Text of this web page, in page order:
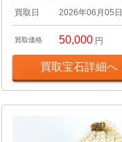
買取日 2026年06月05日
買取価格 50,000 円
買取宝石詳細へ